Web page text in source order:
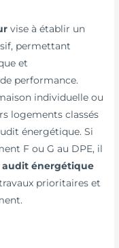
vise à établir un
permettant
et
performance.
individuelle ou
logements classés
énergétique. Si
F ou G au DPE, il
audit énergétique
prioritaires et